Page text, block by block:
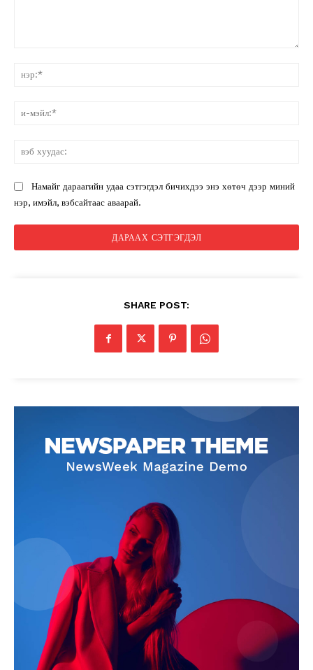
Намайг дараагийн удаа сэтгэгдэл бичихдээ энэ хөтөч дээр миний
нэр, имэйл, вэбсайтаас аваарай.
SHARE POST: